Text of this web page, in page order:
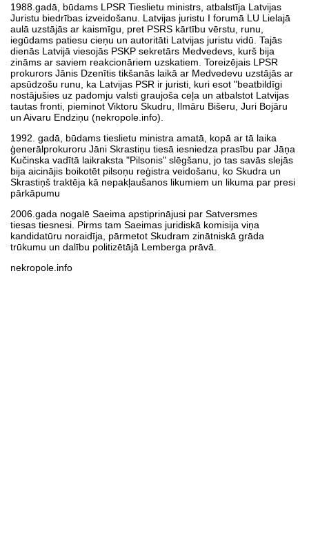
1988.gadā, būdams LPSR Tieslietu ministrs, atbalstīja Latvijas
Juristu biedrības izveidošanu. Latvijas juristu I forumā LU Lielajā
aulā uzstājās ar kaismīgu, pret PSRS kārtību vērstu, runu,
iegūdams patiesu cieņu un autoritāti Latvijas juristu vidū. Tajās
dienās Latvijā viesojās PSKP sekretārs Medvedevs, kurš bija
zināms ar saviem reakcionāriem uzskatiem. Toreizējais LPSR
prokurors Jānis Dzenītis tikšanās laikā ar Medvedevu uzstājās ar
apsūdzošu runu, ka Latvijas PSR ir juristi, kuri esot "beatbildīgi
nostājušies uz padomju valsti graujoša ceļa un atbalstot Latvijas
tautas fronti, pieminot Viktoru Skudru, Ilmāru Bišeru, Juri Bojāru
un Aivaru Endziņu (nekropole.info).
1992. gadā, būdams tieslietu ministra amatā, kopā ar tā laika
ģenerālprokuroru Jāni Skrastiņu tiesā iesniedza prasību par Jāņa
Kučinska vadītā laikraksta "Pilsonis" slēgšanu, jo tas savās slejās
bija aicinājis boikotēt pilsoņu reģistra veidošanu, ko Skudra un
Skrastiņš traktēja kā nepakļaušanos likumiem un likuma par presi
pārkāpumu
2006.gada nogalē Saeima apstiprinājusi par Satversmes
tiesas tiesnesi. Pirms tam Saeimas juridiskā komisija viņa
kandidatūru noraidīja, pārmetot Skudram zinātniskā grāda
trūkumu un dalību politizētājā Lemberga prāvā.
nekropole.info